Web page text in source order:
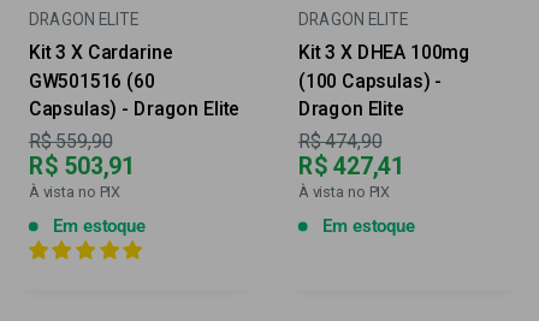
DRAGON ELITE
Kit 3 X Cardarine
GW501516 (60
Capsulas) - Dragon Elite
Preço
R$ 559,90
R$ 503,91
À vista no PIX
Em estoque
DRAGON ELITE
Kit 3 X DHEA 100mg
(100 Capsulas) -
Dragon Elite
Preço
R$ 474,90
R$ 427,41
À vista no PIX
Em estoque